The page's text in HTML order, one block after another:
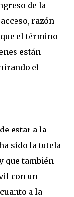
de la
razón
el término
están
el
estar a la
sido la tutela
que también
con un
a la